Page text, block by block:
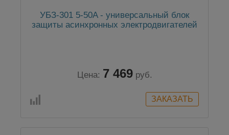
УБЗ-301 5-50A - универсальный блок
защиты асинхронных электродвигателей
Цена: 7 469 руб.